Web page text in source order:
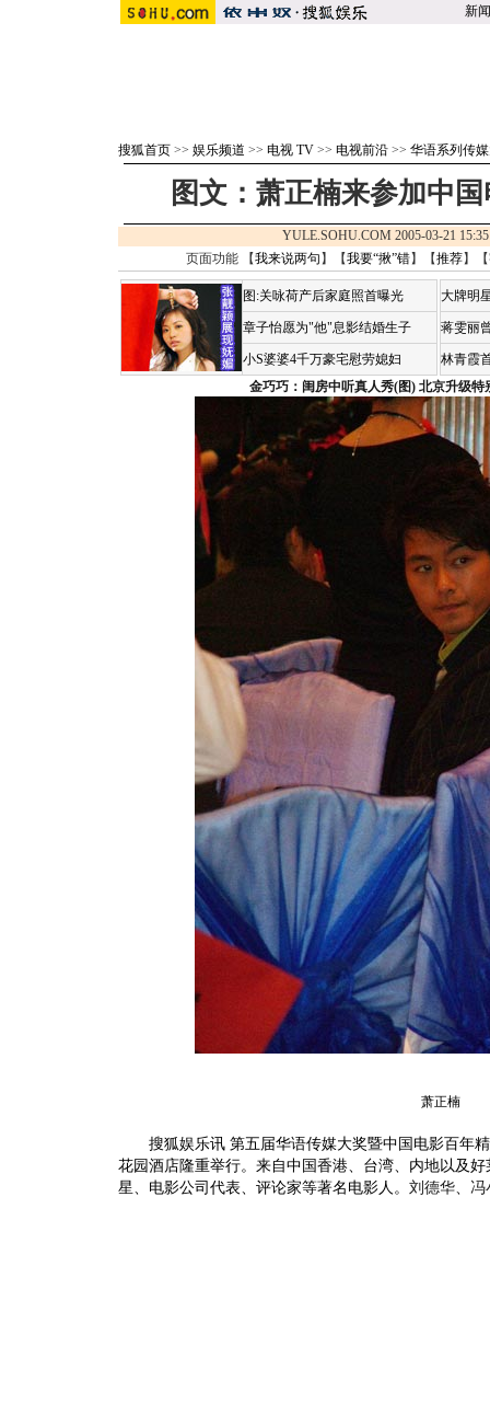
新闻
搜狐首页 >> 娱乐频道 >> 电视 TV >> 电视前沿 >> 华语系列传
图文：萧正楠来参加中
YULE.SOHU.COM 2005-03-21
页面功能 【我来说两句 】【我要“揪”错】【推荐】
图:关咏荷产后家庭照首曝光
章子怡愿为"他"息影结婚生子
小S婆婆4千万豪宅慰劳媳妇
大牌明
蒋雯丽
林青霞
金巧巧：闺房中听真人秀(图) 北京升级特
萧正楠
搜狐娱乐讯 第五届华语传媒大奖暨中国电影百年精
花园酒店隆重举行。来自中国香港、台湾、内地以及
星、电影公司代表、评论家等著名电影人。 刘德华、 冯